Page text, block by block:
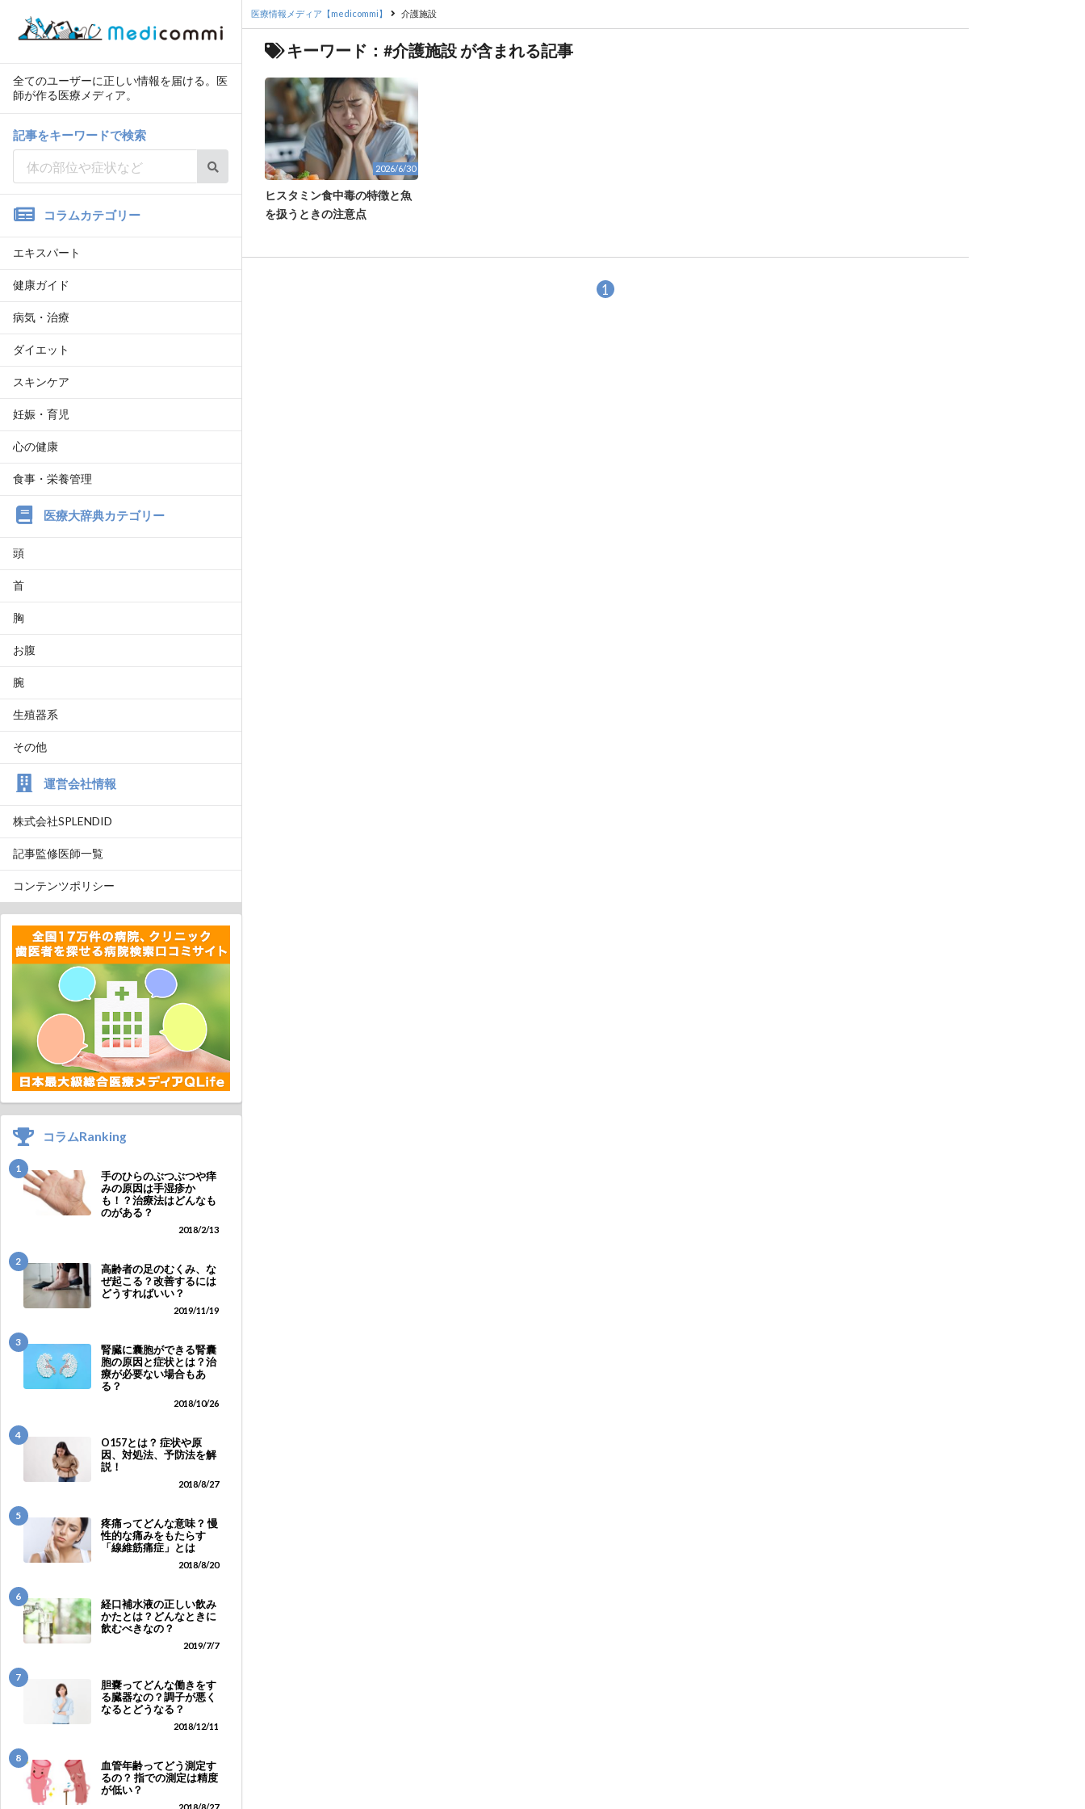
全てのユーザーに正しい情報を届ける。医
師が作る医療メディア。
記事をキーワードで検索
コラムカテゴリー
エキスパート
健康ガイド
病気・治療
ダイエット
スキンケア
妊娠・育児
心の健康
食事・栄養管理
医療大辞典カテゴリー
頭
首
胸
お腹
腕
生殖器系
その他
運営会社情報
株式会社SPLENDID
記事監修医師一覧
コンテンツポリシー
コラムRanking
1
手のひらのぶつぶつや痒
みの原因は手湿疹か
も！？治療法はどんなも
のがある？
2018/2/13
2
高齢者の足のむくみ、な
ぜ起こる？改善するには
どうすればいい？
2019/11/19
3
腎臓に囊胞ができる腎囊
胞の原因と症状とは？治
療が必要ない場合もあ
る？
2018/10/26
4
O157とは？ 症状や原
因、対処法、予防法を解
説！
2018/8/27
5
疼痛ってどんな意味？ 慢
性的な痛みをもたらす
「線維筋痛症」とは
2018/8/20
6
経口補水液の正しい飲み
かたとは？どんなときに
飲むべきなの？
2019/7/7
7
胆嚢ってどんな働きをす
る臓器なの？調子が悪く
なるとどうなる？
2018/12/11
8
血管年齢ってどう測定す
るの？ 指での測定は精度
が低い？
2018/8/27
医療情報メディア【medicommi】 介護施設
キーワード：#介護施設 が含まれる記事
2026/6/30
ヒスタミン食中毒の特徴と魚
を扱うときの注意点
1